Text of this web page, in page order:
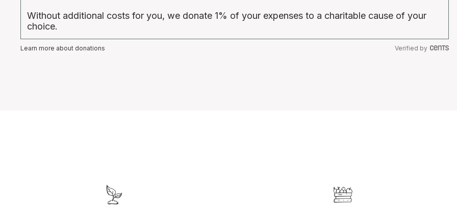
Without additional costs for you, we donate 1% of your expenses to a charitable cause of your
choice.
Learn more about donations Verified by